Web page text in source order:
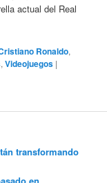
actual del Real
Ronaldo,
,Videojuegos |
transformando